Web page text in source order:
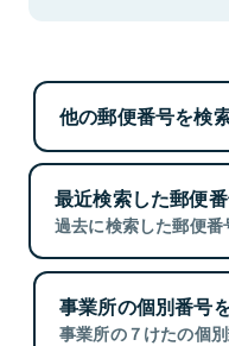
他の郵便番号を検
最近検索した郵便
過去に検索した郵便番
事業所の個別番号
事業所の７けたの個